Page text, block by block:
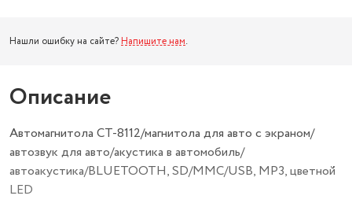
Нашли ошибку на сайте? Напишите нам.
Описание
Автомагнитола СТ-8112/магнитола для авто с экраном/
автозвук для авто/акустика в автомобиль/
автоакустика/BLUETOOTH, SD/MMC/USB, MP3, цветной
LED